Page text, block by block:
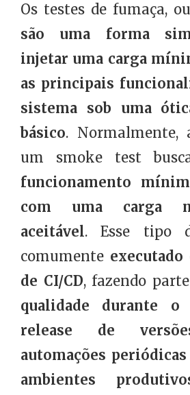
Os testes de fumaça,
são uma forma
injetar uma carga
as principais
sistema sob uma
básico. Normalmente,
um smoke test
funcionamento
com uma carga
aceitável. Esse tipo
comumente
de CI/CD, fazendo
qualidade durante o
release de
automações
ambientes